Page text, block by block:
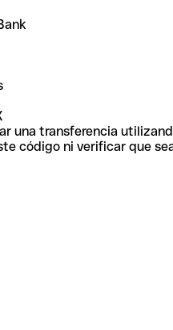
una transferencia
código ni verificar que